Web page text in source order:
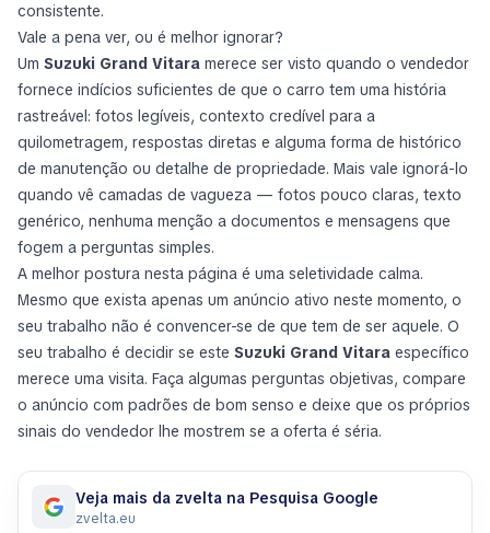
consistente.
Vale a pena ver, ou é melhor ignorar?
Um Suzuki Grand Vitara merece ser visto quando o vendedor
fornece indícios suficientes de que o carro tem uma história
rastreável: fotos legíveis, contexto credível para a
quilometragem, respostas diretas e alguma forma de histórico
de manutenção ou detalhe de propriedade. Mais vale ignorá-lo
quando vê camadas de vagueza — fotos pouco claras, texto
genérico, nenhuma menção a documentos e mensagens que
fogem a perguntas simples.
A melhor postura nesta página é uma seletividade calma.
Mesmo que exista apenas um anúncio ativo neste momento, o
seu trabalho não é convencer-se de que tem de ser aquele. O
seu trabalho é decidir se este Suzuki Grand Vitara específico
merece uma visita. Faça algumas perguntas objetivas, compare
o anúncio com padrões de bom senso e deixe que os próprios
sinais do vendedor lhe mostrem se a oferta é séria.
Veja mais da zvelta na Pesquisa Google
zvelta.eu